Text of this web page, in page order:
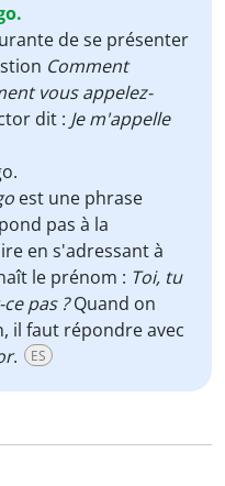
de se présenter
Comment
vous appelez-
dit : Je m'appelle
est une phrase
pas à la
en s'adressant à
le prénom : Toi, tu
pas ?Quand on
il faut répondre avec
. ES